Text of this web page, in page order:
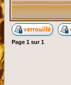
Page 1 sur1